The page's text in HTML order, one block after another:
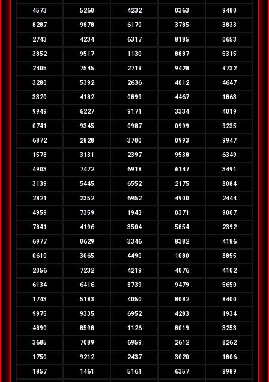
4573 5260 4232 0363 9480
8287 9878 6170 3785 3833
2743 4234 6317 8185 0653
3852 9517 1130 8887 5315
2405 7545 2719 9428 9732
3280 5392 2636 4012 4647
3320 4182 0899 4467 1863
9949 6227 9171 3334 4019
0741 9345 0987 0999 9235
6872 2828 3700 0993 9947
1578 3131 2397 9538 6349
4903 7472 6918 6147 3491
3139 5445 6552 2175 8084
2821 2352 6952 4900 2444
4959 7359 1943 0371 9007
7841 4196 3504 5854 2392
6977 0629 3346 8382 4186
0610 3065 4490 1080 8855
2056 7232 4219 4076 4102
6134 6416 8739 9479 5650
1743 5183 4050 8082 8400
9975 9335 6952 4283 1934
4890 8598 1126 8019 3253
3685 7089 6959 2612 8262
1750 9212 2437 3020 1806
1857 1461 5161 6357 8989